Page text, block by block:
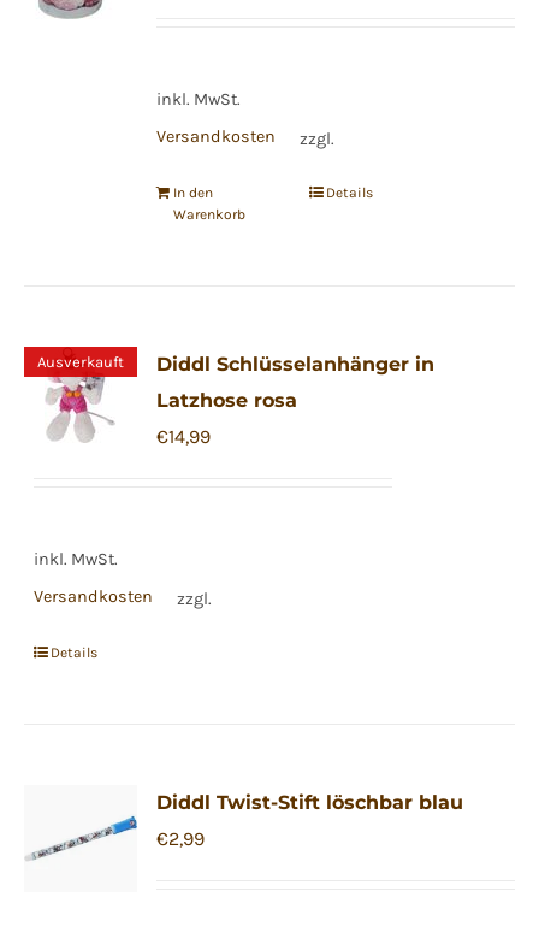
inkl. MwSt.
zzgl.
Versandkosten
In den
Warenkorb
Details
Ausverkauft
Diddl Schlüsselanhänger in
Latzhose rosa
€14,99
inkl. MwSt.
zzgl.
Versandkosten
Details
Diddl Twist-Stift löschbar blau
€2,99